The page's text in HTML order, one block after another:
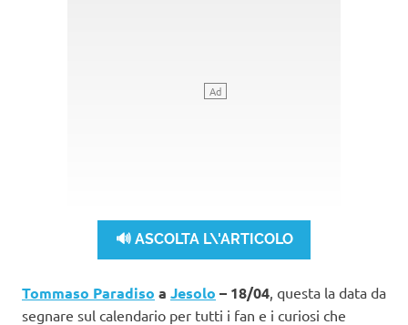
🔊 ASCOLTA L\'ARTICOLO
Tommaso Paradiso a Jesolo – 18/04 , questa la data da
segnare sul calendario per tutti i fan e i curiosi che